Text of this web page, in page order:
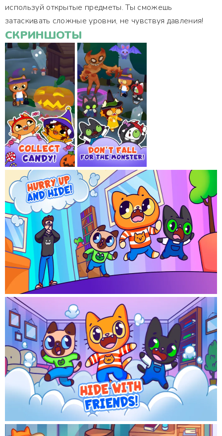
используй открытые предметы. Ты сможешь
затаскивать сложные уровни, не чувствуя давления!
СКРИНШОТЫ